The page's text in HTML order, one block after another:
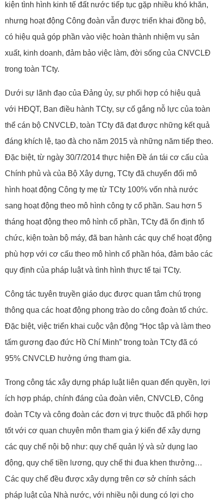
kiện tình hình kinh tế đất nước tiếp tục gặp nhiều khó khăn,
nhưng hoạt động Công đoàn vẫn được triển khai đồng bộ,
có hiệu quả góp phần vào việc hoàn thành nhiệm vụ sản
xuất, kinh doanh, đảm bảo việc làm, đời sống của CNVCLĐ
trong toàn TCty.
Dưới sự lãnh đạo của Đảng ủy, sự phối hợp có hiệu quả
với HĐQT, Ban điều hành TCty, sự cố gắng nỗ lực của toàn
thể cán bộ CNVCLĐ, toàn TCty đã đạt được những kết quả
đáng khích lệ, tạo đà cho năm 2015 và những năm tiếp theo.
Đặc biệt, từ ngày 30/7/2014 thực hiện Đề án tái cơ cấu của
Chính phủ và của Bộ Xây dựng, TCty đã chuyển đổi mô
hình hoạt động Công ty mẹ từ TCty 100% vốn nhà nước
sang hoạt động theo mô hình công ty cổ phần. Sau hơn 5
tháng hoạt động theo mô hình cổ phần, TCty đã ổn định tổ
chức, kiện toàn bộ máy, đã ban hành các quy chế hoạt động
phù hợp với cơ cấu theo mô hình cổ phần hóa, đảm bảo các
quy định của pháp luật và tình hình thực tế tại TCty.
Công tác tuyên truyền giáo dục được quan tâm chú trọng
thông qua các hoạt động phong trào do công đoàn tổ chức.
Đặc biệt, việc triển khai cuộc vận động “Học tập và làm theo
tấm gương đạo đức Hồ Chí Minh” trong toàn TCty đã có
95% CNVCLĐ hưởng ứng tham gia.
Trong công tác xây dựng pháp luật liên quan đến quyền, lợi
ích hợp pháp, chính đáng của đoàn viên, CNVCLĐ, Công
đoàn TCty và công đoàn các đơn vị trực thuộc đã phối hợp
tốt với cơ quan chuyên môn tham gia ý kiến để xây dựng
các quy chế nội bộ như: quy chế quản lý và sử dụng lao
động, quy chế tiền lương, quy chế thi đua khen thưởng…
Các quy chế đều được xây dựng trên cơ sở chính sách
pháp luật của Nhà nước, với nhiều nội dung có lợi cho